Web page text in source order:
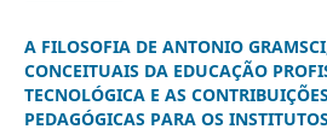
A FILOSOFIA DE ANTONIO
CONCEITUAIS DA EDUCAÇÃO
TECNOLÓGICA E AS
PEDAGÓGICAS PARA OS